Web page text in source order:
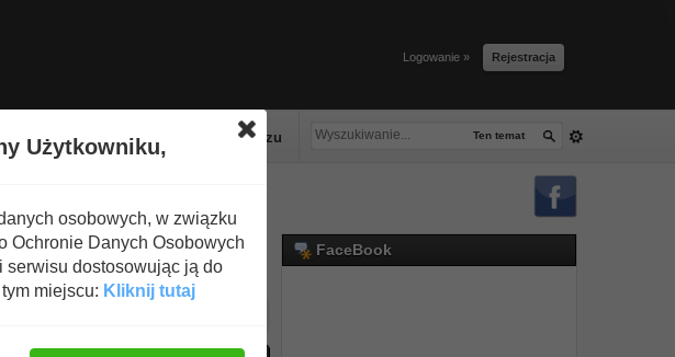
Logowanie » Rejestracja
Ten temat
Spalacze tłuszczu
zawartość
FaceBook
Użytkowniku,
osobowych, w związku
Ochronie Danych Osobowych
serwisu dostosowując ją do
miejscu: Kliknij tutaj